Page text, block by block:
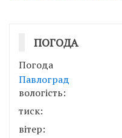
ПОГОДА
Погода
Павлоград
вологість:
тиск:
вітер: